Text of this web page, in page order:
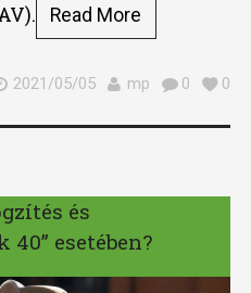
Read More
2021/05/05 mp 0 0
és
esetében?